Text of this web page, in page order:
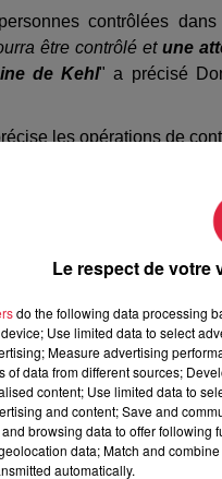
contrôlées
être contrôlé et une
de Kehl" a précisé
les opérations de
sont
nature à commettre des
réclamation du
Herrmann, Président
les piscines de Kehl.
mesures
Le respect de votre
do the following data processing
Use limited data to select
Measure advertising
of data from different sources;
content; Use limited data to
and content; Save and
browsing data to offer
data; Match and
automatically.